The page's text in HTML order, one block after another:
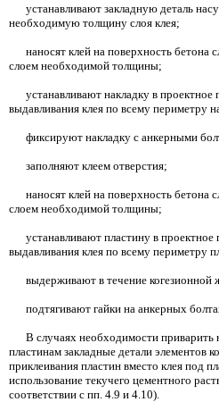
устанавливают закладную деталь
необходимую толщину слоя клея;
наносят клей на поверхность бетона
слоем необходимой толщины;
устанавливают накладку в проектное
выдавливания клея по всему периметру
фиксируют накладку с анкерными
заполняют клеем отверстия;
наносят клей на поверхность бетона
слоем необходимой толщины;
устанавливают пластину в
выдавливания клея по всему периметру
выдерживают в течение когезионной
подтягивают гайки на анкерных
В случаях необходимости приварить
пластинам закладные детали элементов
приклеивания пластин вместо клея под
использование текучего цементного
соответствии с пп. 4.9 и 4.10).